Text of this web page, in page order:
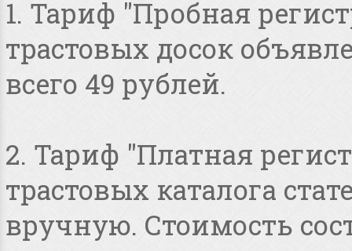
1. Тариф "Пробная
трастовых досок
всего 49 рублей.
2. Тариф "Платная
трастовых каталога
вручную. Стоимость